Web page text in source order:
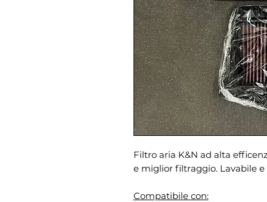
Filtro aria K&N ad alta
e miglior filtraggio. Lavabile e
Compatibile con: